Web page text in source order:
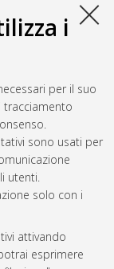
i
per il suo
tracciamento
sono usati per
utenti.
solo con i
attivando
esprimere